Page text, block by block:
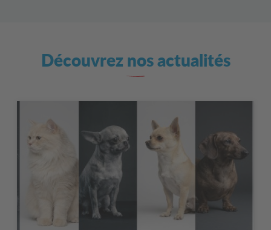
Découvrez nos actualités